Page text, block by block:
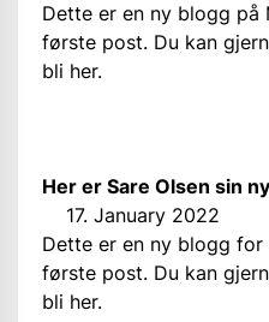
Dette er en ny blogg på
første post. Du kan
bli her.
Her er Sare Olsen sin
17. January 2022
Dette er en ny blogg for
første post. Du kan
bli her.